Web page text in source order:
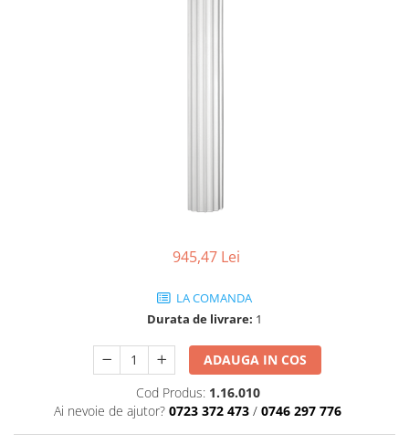
Trunchiuri semicoloane
Rozete de interior
Panouri decorative
Cadru de arc
Fronton
945,47 Lei
LA COMANDA
Durata de livrare: 1
ADAUGA IN COS
Cod Produs: 1.16.010
Ai nevoie de ajutor? 0723 372 473 / 0746 297 776